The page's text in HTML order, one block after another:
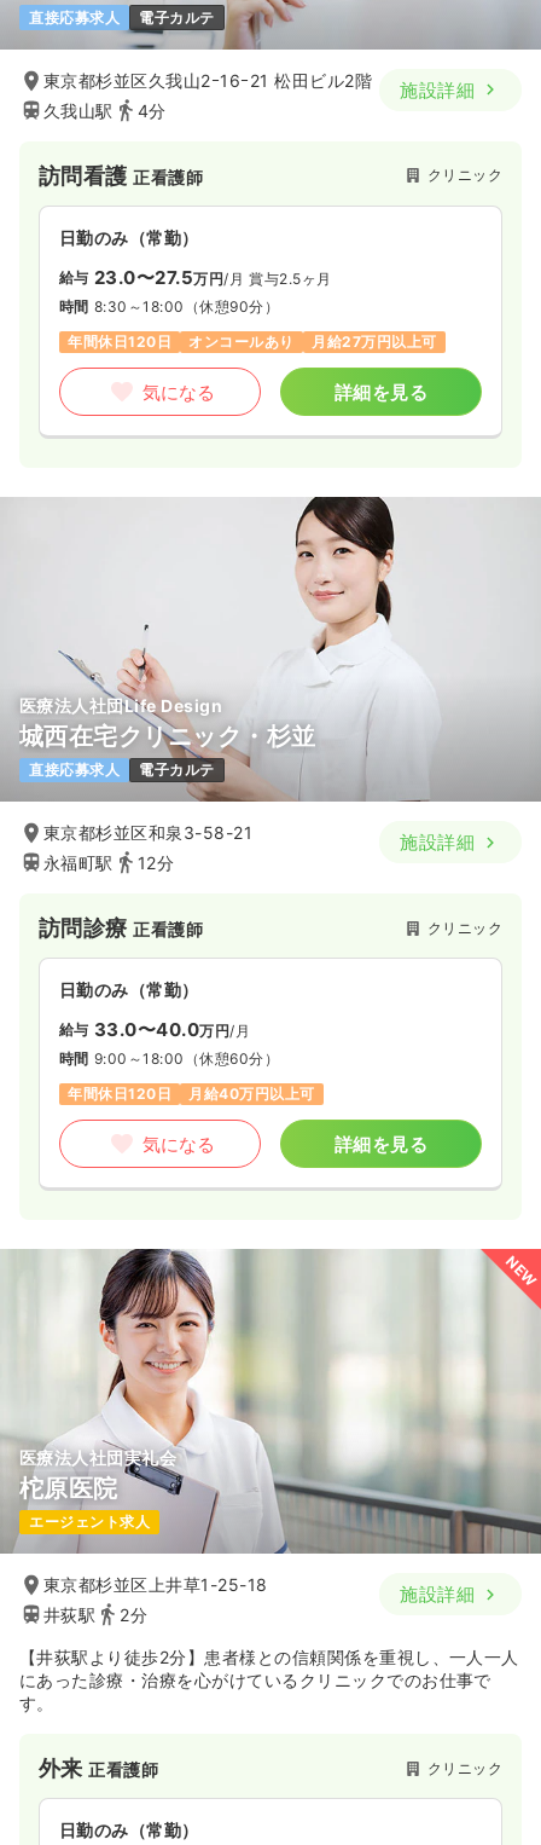
直接応募求人 電子カルテ
東京都杉並区久我山2ｰ16ｰ21 松田ビル2階
久我山駅
4分
施設詳細
訪問看護正看護師 クリニック
日勤のみ（常勤）
給与 23.0〜27.5万円/月 賞与2.5ヶ月
時間 8:30～18:00 （休憩90分）
年間休日120日
オンコールあり 月給27万円以上可
気になる 詳細を見る
医療法人社団Life Design
城西在宅クリニック・杉並
直接応募求人 電子カルテ
東京都杉並区和泉3-58-21
永福町駅
12分
施設詳細
訪問診療正看護師 クリニック
日勤のみ（常勤）
給与 33.0〜40.0万円/月
時間 9:00～18:00 （休憩60分）
年間休日120日
月給40万円以上可
気になる 詳細を見る
NEW
医療法人社団実礼会
柁原医院
エージェント求人
東京都杉並区上井草1-25-18
井荻駅
2分
施設詳細
【井荻駅より徒歩2分】患者様との信頼関係を重視し、一人一人
にあった診療・治療を心がけているクリニックでのお仕事で
す。
外来正看護師 クリニック
日勤のみ（常勤）